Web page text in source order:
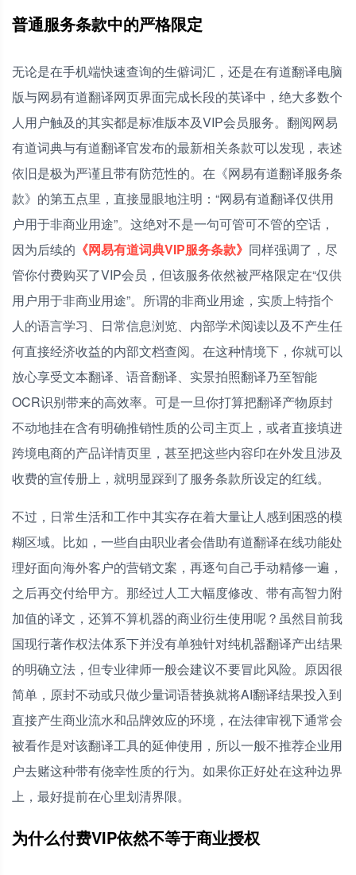
普通服务条款中的严格限定
无论是在手机端快速查询的生僻词汇，还是在有道翻译电脑
版与网易有道翻译网页界面完成长段的英译中，绝大多数个
人用户触及的其实都是标准版本及VIP会员服务。翻阅网易
有道词典与有道翻译官发布的最新相关条款可以发现，表述
依旧是极为严谨且带有防范性的。在《网易有道翻译服务条
款》的第五点里，直接显眼地注明：“网易有道翻译仅供用
户用于非商业用途”。这绝对不是一句可管可不管的空话，
因为后续的 《网易有道词典VIP服务条款》 同样强调了，尽
管你付费购买了VIP会员，但该服务依然被严格限定在“仅供
用户用于非商业用途”。所谓的非商业用途，实质上特指个
人的语言学习、日常信息浏览、内部学术阅读以及不产生任
何直接经济收益的内部文档查阅。在这种情境下，你就可以
放心享受文本翻译、语音翻译、实景拍照翻译乃至智能
OCR识别带来的高效率。可是一旦你打算把翻译产物原封
不动地挂在含有明确推销性质的公司主页上，或者直接填进
跨境电商的产品详情页里，甚至把这些内容印在外发且涉及
收费的宣传册上，就明显踩到了服务条款所设定的红线。
不过，日常生活和工作中其实存在着大量让人感到困惑的模
糊区域。比如，一些自由职业者会借助有道翻译在线功能处
理好面向海外客户的营销文案，再逐句自己手动精修一遍，
之后再交付给甲方。那经过人工大幅度修改、带有高智力附
加值的译文，还算不算机器的商业衍生使用呢？虽然目前我
国现行著作权法体系下并没有单独针对纯机器翻译产出结果
的明确立法，但专业律师一般会建议不要冒此风险。原因很
简单，原封不动或只做少量词语替换就将AI翻译结果投入到
直接产生商业流水和品牌效应的环境，在法律审视下通常会
被看作是对该翻译工具的延伸使用，所以一般不推荐企业用
户去赌这种带有侥幸性质的行为。如果你正好处在这种边界
上，最好提前在心里划清界限。
为什么付费VIP依然不等于商业授权